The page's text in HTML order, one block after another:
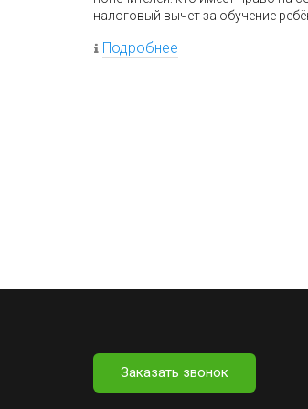
налоговый вычет за обучение
Подробнее
Заказать звонок